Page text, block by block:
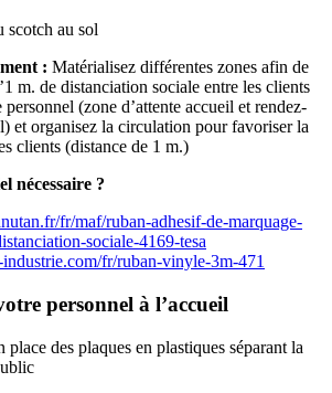
scotch au sol
: Matérialisez différentes zones afin de
m. de distanciation sociale entre les clients
(zone d’attente accueil et rendez-
et organisez la circulation pour favoriser la
clients (distance de 1 m.)
nécessaire ?
fr/maf/ruban-adhesif-de-marquage-
sociale-4169-tesa
fr/ruban-vinyle-3m-471
personnel à l’accueil
place des plaques en plastiques séparant la